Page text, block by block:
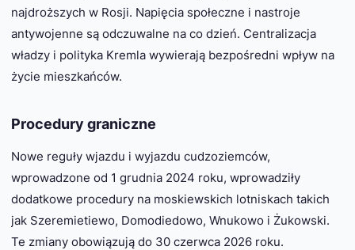
najdroższych w Rosji. Napięcia społeczne i nastroje
antywojenne są odczuwalne na co dzień. Centralizacja
władzy i polityka Kremla wywierają bezpośredni wpływ na
życie mieszkańców.
Procedury graniczne
Nowe reguły wjazdu i wyjazdu cudzoziemców,
wprowadzone od 1 grudnia 2024 roku, wprowadziły
dodatkowe procedury na moskiewskich lotniskach takich
jak Szeremietiewo, Domodiedowo, Wnukowo i Żukowski.
Te zmiany obowiązują do 30 czerwca 2026 roku.